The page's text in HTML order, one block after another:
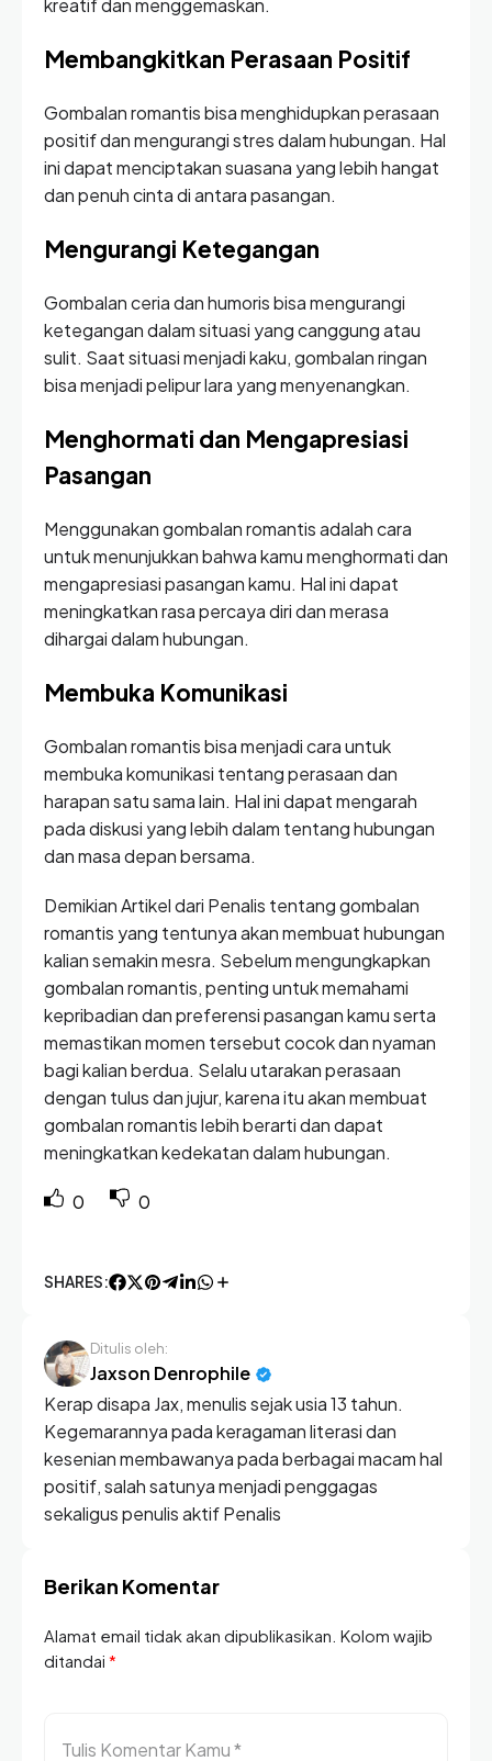
kreatif dan menggemaskan.
Membangkitkan Perasaan Positif
Gombalan romantis bisa menghidupkan perasaan
positif dan mengurangi stres dalam hubungan. Hal
ini dapat menciptakan suasana yang lebih hangat
dan penuh cinta di antara pasangan.
Mengurangi Ketegangan
Gombalan ceria dan humoris bisa mengurangi
ketegangan dalam situasi yang canggung atau
sulit. Saat situasi menjadi kaku, gombalan ringan
bisa menjadi pelipur lara yang menyenangkan.
Menghormati dan Mengapresiasi
Pasangan
Menggunakan gombalan romantis adalah cara
untuk menunjukkan bahwa kamu menghormati dan
mengapresiasi pasangan kamu. Hal ini dapat
meningkatkan rasa percaya diri dan merasa
dihargai dalam hubungan.
Membuka Komunikasi
Gombalan romantis bisa menjadi cara untuk
membuka komunikasi tentang perasaan dan
harapan satu sama lain. Hal ini dapat mengarah
pada diskusi yang lebih dalam tentang hubungan
dan masa depan bersama.
Demikian Artikel dari Penalis tentang gombalan
romantis yang tentunya akan membuat hubungan
kalian semakin mesra. Sebelum mengungkapkan
gombalan romantis, penting untuk memahami
kepribadian dan preferensi pasangan kamu serta
memastikan momen tersebut cocok dan nyaman
bagi kalian berdua. Selalu utarakan perasaan
dengan tulus dan jujur, karena itu akan membuat
gombalan romantis lebih berarti dan dapat
meningkatkan kedekatan dalam hubungan.
0 0
SHARES:
Ditulis oleh:
Jaxson Denrophile
Kerap disapa Jax, menulis sejak usia 13 tahun.
Kegemarannya pada keragaman literasi dan
kesenian membawanya pada berbagai macam hal
positif, salah satunya menjadi penggagas
sekaligus penulis aktif Penalis
Berikan Komentar
Alamat email tidak akan dipublikasikan. Kolom wajib
ditandai *